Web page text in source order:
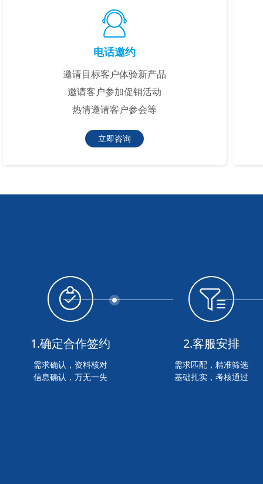
电话邀约
邀请目标客户体验新产品
邀请客户参加促销活动
热情邀请客户参会等
立即咨询
1.确定合作签约
需求确认，资料核对
信息确认，万无一失
2.客服安排
需求匹配，精准筛选
基础扎实，考核通过